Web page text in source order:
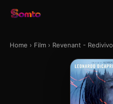
Home › Film › Revenant - Redivivo